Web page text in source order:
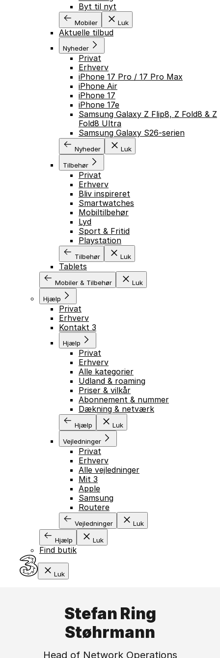
Byt til nyt
Mobiler Luk
Aktuelle tilbud
Nyheder
Privat
Erhverv
iPhone 17 Pro / 17 Pro Max
iPhone Air
iPhone 17
iPhone 17e
Samsung Galaxy Z Flip8, Z Fold8 & Z
Fold8 Ultra
Samsung Galaxy S26-serien
Nyheder Luk
Tilbehør
Privat
Erhverv
Bliv inspireret
Smartwatches
Mobiltilbehør
Lyd
Sport & Fritid
Playstation
Tilbehør Luk
Tablets
Mobiler & Tilbehør Luk
Hjælp
Privat
Erhverv
Kontakt 3
Hjælp
Privat
Erhverv
Alle kategorier
Udland & roaming
Priser & vilkår
Abonnement & nummer
Dækning & netværk
Hjælp Luk
Vejledninger
Privat
Erhverv
Alle vejledninger
Mit 3
Apple
Samsung
Routere
Vejledninger Luk
Hjælp Luk
Find butik
Luk
Stefan Ring
Støhrmann
Head of Network Operations